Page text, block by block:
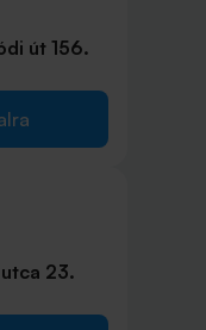
út 156.
23.